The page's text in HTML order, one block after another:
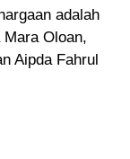
adalah
Oloan,
Aipda Fahrul